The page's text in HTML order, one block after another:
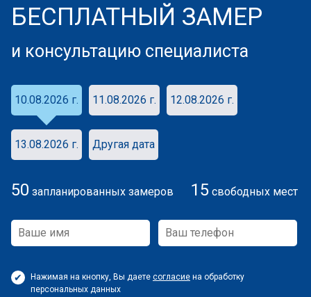
БЕСПЛАТНЫЙ ЗАМЕР
и консультацию специалиста
10.08.2026 г. 11.08.2026 г. 12.08.2026 г.
13.08.2026 г. Другая дата
50 запланированных замеров 15 свободных мест
Нажимая на кнопку, Вы даете согласие на обработку
персональных данных